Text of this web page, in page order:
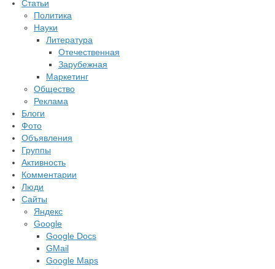
Статьи
Политика
Науки
Литература
Отечественная
Зарубежная
Маркетинг
Общество
Реклама
Блоги
Фото
Объявления
Группы
Активность
Комментарии
Люди
Сайты
Яндекс
Google
Google Docs
GMail
Google Maps